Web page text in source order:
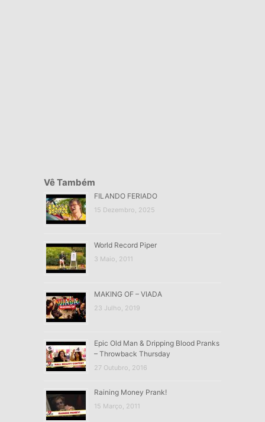
Vê Também
FILANDO FERIADO
15 Dezembro, 2025
World Record Piper
3 Maio, 2011
MAKING OF – VIADA
23 Julho, 2019
Epic Old Man & Dripping Blood Pranks
– Throwback Thursday
27 Outubro, 2016
Raining Money Prank!
15 Março, 2011